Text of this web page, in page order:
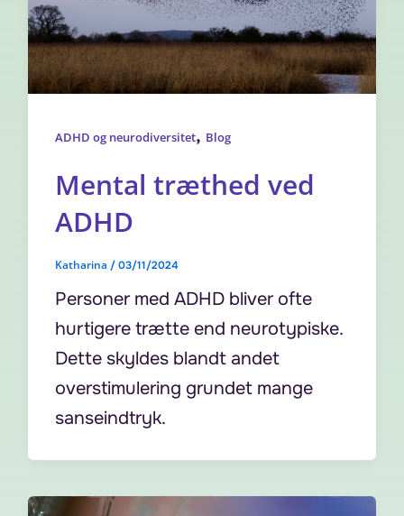
ADHD og neurodiversitet, Blog
Mental træthed ved
ADHD
Katharina / 03/11/2024
Personer med ADHD bliver ofte
hurtigere trætte end neurotypiske.
Dette skyldes blandt andet
overstimulering grundet mange
sanseindtryk.